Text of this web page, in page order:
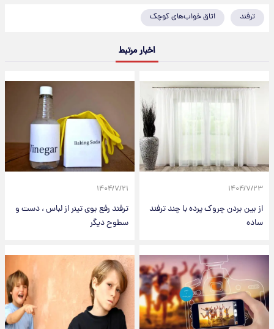
ترفند اتاق خواب‌های کوچک
اخبار مرتبط
۱۴۰۴/۷/۲۳
از بین بردن چروک پرده با چند ترفند
ساده
۱۴۰۴/۷/۲۱
ترفند رفع بوی تینر از لباس ، دست و
سطوح دیگر